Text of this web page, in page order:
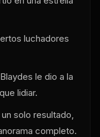
luchadores
le dio a la
lidiar.
solo resultado,
completo.